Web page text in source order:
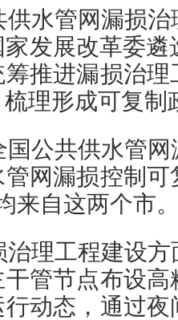
供水管网漏损
发展改革委
推进漏损治
理形成可复制
国公共供水管
网漏损控制
来自这两个市
理工程建设
管节点布设
动态，通过